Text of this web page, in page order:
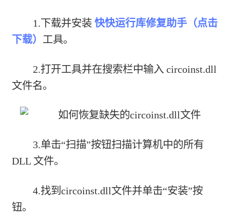
1.下载并安装 快快运行库修复助手（点击
下载） 工具。
2.打开工具并在搜索栏中输入 circoinst.dll
文件名。
3.单击“扫描”按钮扫描计算机中的所有
DLL 文件。
4.找到circoinst.dll文件并单击“安装”按
钮。